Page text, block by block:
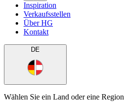
Inspiration
Verkaufsstellen
Über HG
Kontakt
DE
Wählen Sie ein Land oder eine Region